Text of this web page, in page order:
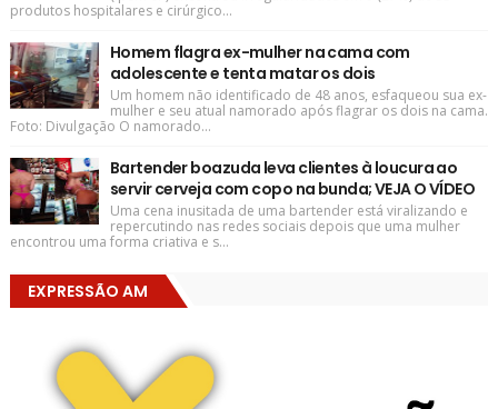
produtos hospitalares e cirúrgico...
Homem flagra ex-mulher na cama com
adolescente e tenta matar os dois
Um homem não identificado de 48 anos, esfaqueou sua ex-
mulher e seu atual namorado após flagrar os dois na cama.
Foto: Divulgação O namorado...
Bartender boazuda leva clientes à loucura ao
servir cerveja com copo na bunda; VEJA O VÍDEO
Uma cena inusitada de uma bartender está viralizando e
repercutindo nas redes sociais depois que uma mulher
encontrou uma forma criativa e s...
EXPRESSÃO AM